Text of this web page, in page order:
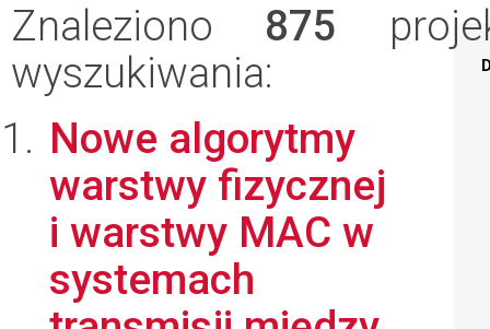
Znaleziono 875
wyszukiwania:
Nowe algorytmy
warstwy fizycznej
i warstwy MAC w
systemach